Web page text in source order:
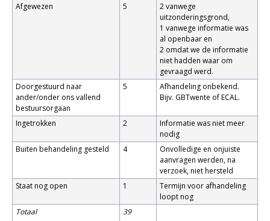
Afgewezen
5
2 vanwege
uitzonderingsgrond,
1 vanwege informatie was
al openbaar en
2 omdat we de informatie
niet hadden waar om
gevraagd werd.
Doorgestuurd naar
ander/onder ons vallend
bestuursorgaan
5
Afhandeling onbekend.
Bijv. GBTwente of ECAL.
Ingetrokken 2
Informatie was niet meer
nodig
Buiten behandeling gesteld
4
Onvolledige en onjuiste
aanvragen werden, na
verzoek, niet hersteld
Staat nog open
1
Termijn voor afhandeling
loopt nog
Totaal
39